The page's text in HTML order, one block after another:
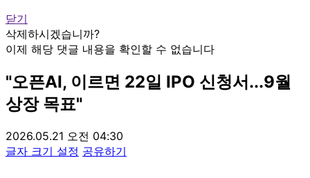
닫기
삭제하시겠습니까?
이제 해당 댓글 내용을 확인할 수 없습니다
"오픈AI, 이르면 22일 IPO 신청서...9월
상장 목표"
2026.05.21 오전 04:30
글자 크기 설정 공유하기